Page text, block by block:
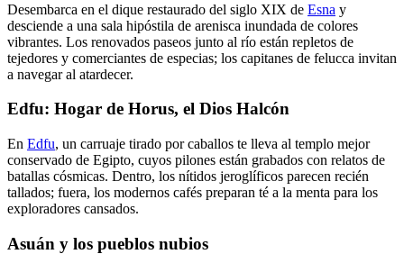
Desembarca en el dique restaurado del siglo XIX de Esna y
desciende a una sala hipóstila de arenisca inundada de colores
vibrantes. Los renovados paseos junto al río están repletos de
tejedores y comerciantes de especias; los capitanes de felucca invitan
a navegar al atardecer.
Edfu: Hogar de Horus, el Dios Halcón
En Edfu, un carruaje tirado por caballos te lleva al templo mejor
conservado de Egipto, cuyos pilones están grabados con relatos de
batallas cósmicas. Dentro, los nítidos jeroglíficos parecen recién
tallados; fuera, los modernos cafés preparan té a la menta para los
exploradores cansados.
Asuán y los pueblos nubios